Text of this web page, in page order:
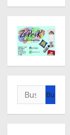
Buscar: